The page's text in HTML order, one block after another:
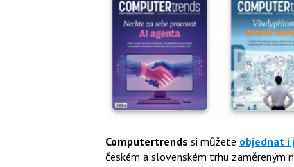
Computertrends si můžete objednat i
českém a slovenském trhu zaměreným